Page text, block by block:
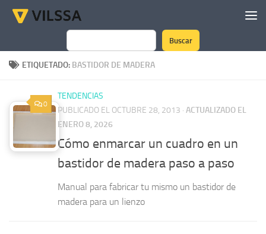
Saltar al contenido
Buscar
Buscar
ETIQUETADO: BASTIDOR DE MADERA
0
TENDENCIAS
PUBLICADO EL OCTUBRE 28, 2013 · ACTUALIZADO EL
ENERO 8, 2026
Cómo enmarcar un cuadro en un
bastidor de madera paso a paso
Manual para fabricar tu mismo un bastidor de
madera para un lienzo